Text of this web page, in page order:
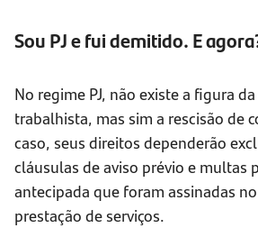
Sou PJ e fui demitido. E
No regime PJ, não existe a figura
trabalhista, mas sim a rescisão de
caso, seus direitos dependerão
cláusulas de aviso prévio e multas
antecipada que foram assinadas
prestação de serviços.